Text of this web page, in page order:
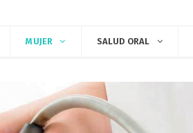
MUJER SALUD ORAL